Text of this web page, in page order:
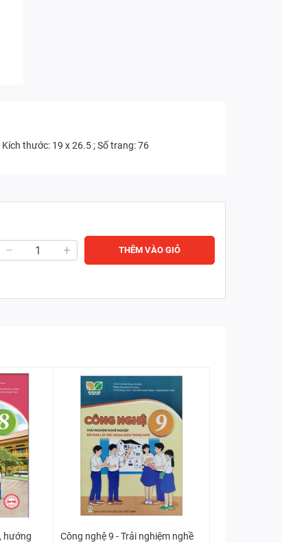
thước: 19 x 26.5 ; Số trang: 76
THÊM VÀO GIỎ
hướng
Công nghệ 9 - Trải nghiệm nghề